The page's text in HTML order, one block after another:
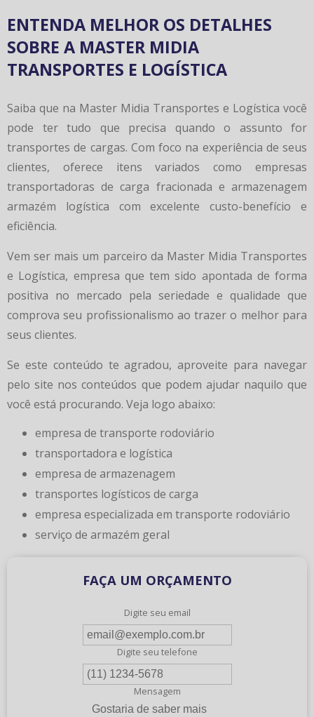
ENTENDA MELHOR OS DETALHES
SOBRE A MASTER MIDIA
TRANSPORTES E LOGÍSTICA
Saiba que na Master Midia Transportes e Logística você
pode ter tudo que precisa quando o assunto for
transportes de cargas. Com foco na experiência de seus
clientes, oferece itens variados como empresas
transportadoras de carga fracionada e armazenagem
armazém logística com excelente custo-benefício e
eficiência.
Vem ser mais um parceiro da Master Midia Transportes
e Logística, empresa que tem sido apontada de forma
positiva no mercado pela seriedade e qualidade que
comprova seu profissionalismo ao trazer o melhor para
seus clientes.
Se este conteúdo te agradou, aproveite para navegar
pelo site nos conteúdos que podem ajudar naquilo que
você está procurando. Veja logo abaixo:
empresa de transporte rodoviário
transportadora e logística
empresa de armazenagem
transportes logísticos de carga
empresa especializada em transporte rodoviário
serviço de armazém geral
FAÇA UM ORÇAMENTO
Digite seu email
Digite seu telefone
Mensagem